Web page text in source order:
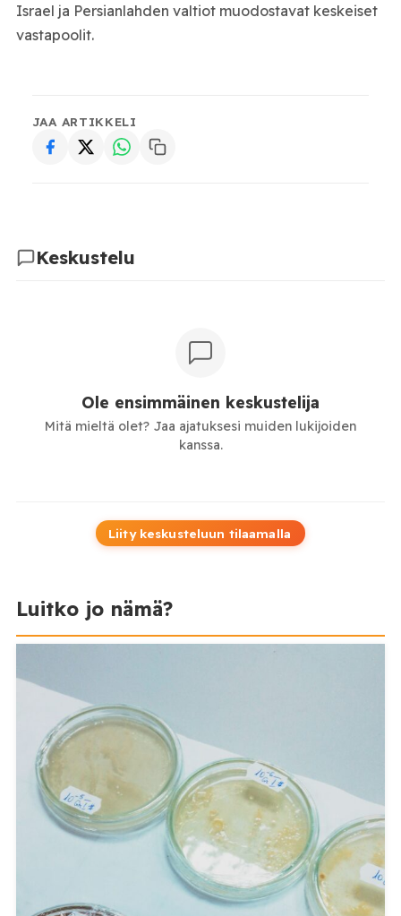
Israel ja Persianlahden valtiot muodostavat keskeiset
vastapoolit.
JAA ARTIKKELI
Keskustelu
Ole ensimmäinen keskustelija
Mitä mieltä olet? Jaa ajatuksesi muiden lukijoiden
kanssa.
Liity keskusteluun tilaamalla
Luitko jo nämä?